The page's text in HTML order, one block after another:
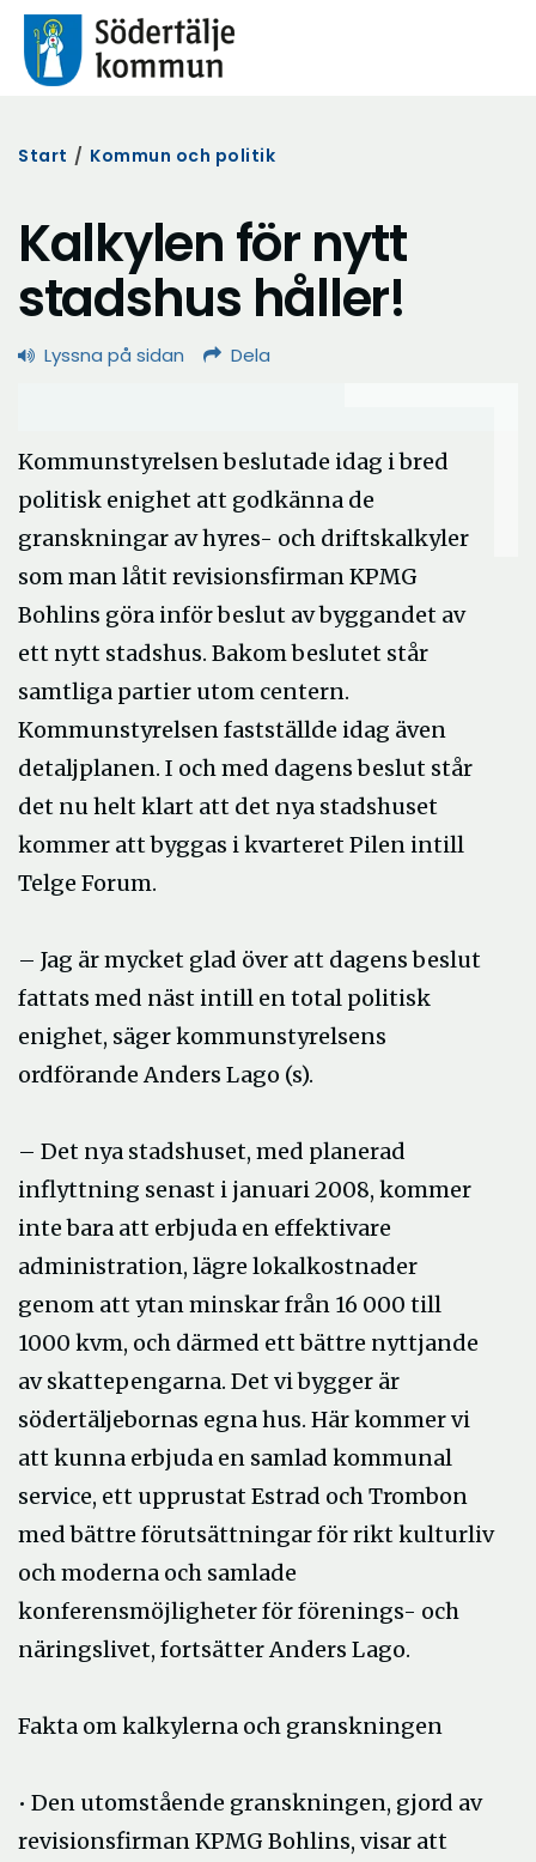
Start / Kommun och politik
Kalkylen för nytt
stadshus håller!
Lyssna på sidan Dela
Kommunstyrelsen beslutade idag i bred
politisk enighet att godkänna de
granskningar av hyres- och driftskalkyler
som man låtit revisionsfirman KPMG
Bohlins göra inför beslut av byggandet av
ett nytt stadshus. Bakom beslutet står
samtliga partier utom centern.
Kommunstyrelsen fastställde idag även
detaljplanen. I och med dagens beslut står
det nu helt klart att det nya stadshuset
kommer att byggas i kvarteret Pilen intill
Telge Forum.
– Jag är mycket glad över att dagens beslut
fattats med näst intill en total politisk
enighet, säger kommunstyrelsens
ordförande Anders Lago (s).
– Det nya stadshuset, med planerad
inflyttning senast i januari 2008, kommer
inte bara att erbjuda en effektivare
administration, lägre lokalkostnader
genom att ytan minskar från 16 000 till
1000 kvm, och därmed ett bättre nyttjande
av skattepengarna. Det vi bygger är
södertäljebornas egna hus. Här kommer vi
att kunna erbjuda en samlad kommunal
service, ett upprustat Estrad och Trombon
med bättre förutsättningar för rikt kulturliv
och moderna och samlade
konferensmöjligheter för förenings- och
näringslivet, fortsätter Anders Lago.
Fakta om kalkylerna och granskningen
• Den utomstående granskningen, gjord av
revisionsfirman KPMG Bohlins, visar att